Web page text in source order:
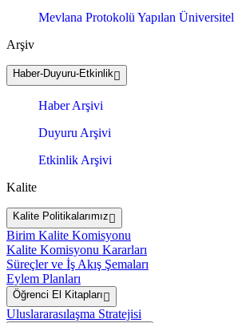
Mevlana Protokolü Yapılan
Arşiv
Haber-Duyuru-Etkinlik
Haber Arşivi
Duyuru Arşivi
Etkinlik Arşivi
Kalite
Kalite Politikalarımız
Birim Kalite Komisyonu
Kalite Komisyonu Kararları
Süreçler ve İş Akış Şemaları
Eylem Planları
Öğrenci El Kitapları
Uluslararasılaşma Stratejisi